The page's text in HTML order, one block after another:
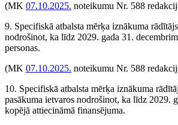
(MK 07.10.2025. noteikumu Nr. 588
9. Specifiskā atbalsta mērķa iznākuma
nodrošinot, ka līdz 2029. gada 31.
personas.
(MK 07.10.2025. noteikumu Nr. 588
10. Specifiskā atbalsta mērķa iznākuma
pasākuma ietvaros nodrošinot, ka līdz 2029.
kopējā attiecināmā finansējuma.